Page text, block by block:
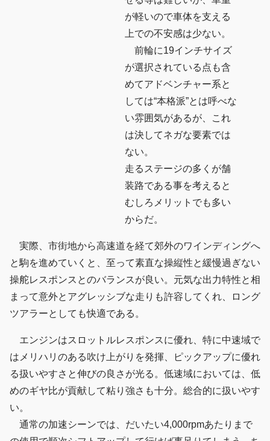
が軽いので車体を支える
上での不安感は少ない。
前輪に19インチサイズ
が選択されている点も含
めてアドベンチャー系と
しては“本格派”とは呼べな
い雰囲気があるが、これ
は決してネガな要素では
ない。
走るステージの多くが舗
装路である事を考えると
むしろメリットでも多い
からだ。
実際、市街地から高速道を経て郊外のワインディングへ
と駒を進めていくと、至って素直な操縦性と緩慢過ぎない
操舵レスポンスとのバランスが良い。元気な出力特性と相
まって意外とアグレッシブな走りも許容してくれ、ロング
ツアラーとしても快適である。
エンジンはスロットルレスポンスに優れ、特に中速域で
はメリハリのある吹け上がりを発揮、ピックアップに優れ
る扱いやすさと伸びの良さが光る。低速域においては、低
めのギヤ比が貢献して粘り強さも十分。総合的に扱いやす
い。
通常の加速シーンでは、だいたい4,000rpmあたりまで